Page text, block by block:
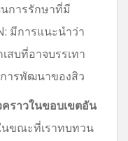
การรักษาที่มี
มีการแนะนำว่า
บที่อาจบรรเทา
ารพัฒนาของสิว
ราวในขอบเขตอัน
นขณะที่เราทบทวน